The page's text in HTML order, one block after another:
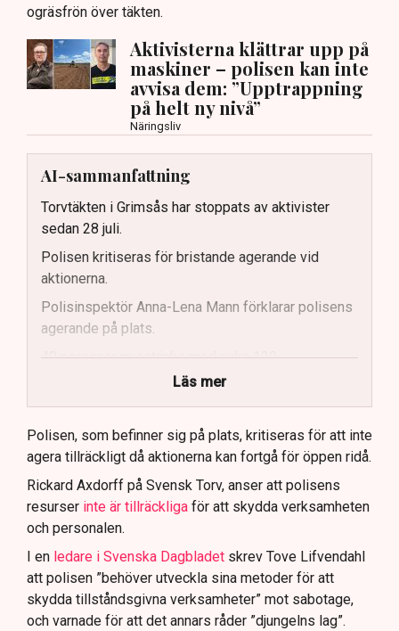
ogräsfrön över täkten.
Aktivisterna klättrar upp på
maskiner – polisen kan inte
avvisa dem: ”Upptrappning
på helt ny nivå”
Näringsliv
AI-sammanfattning
Torvtäkten i Grimsås har stoppats av aktivister
sedan 28 juli.
Polisen kritiseras för bristande agerande vid
aktionerna.
Polisinspektör Anna-Lena Mann förklarar polisens
agerande på plats.
40 personer misstänks med cirka 120
brottsmisstankar kopplade.
Polisen använder drönare och uniformerad polis
för att dokumentera bevis.
Samtidigt är polisarbetet komplext när det gäller
att navigera juridiska rättigheter och gränser.
Läs mer
Polisen, som befinner sig på plats, kritiseras för att inte
agera tillräckligt då aktionerna kan fortgå för öppen ridå.
Rickard Axdorff på Svensk Torv, anser att polisens
resurser inte är tillräckliga för att skydda verksamheten
och personalen.
I en ledare i Svenska Dagbladet skrev Tove Lifvendahl
att polisen ”behöver utveckla sina metoder för att
skydda tillståndsgivna verksamheter” mot sabotage,
och varnade för att det annars råder ”djungelns lag”.